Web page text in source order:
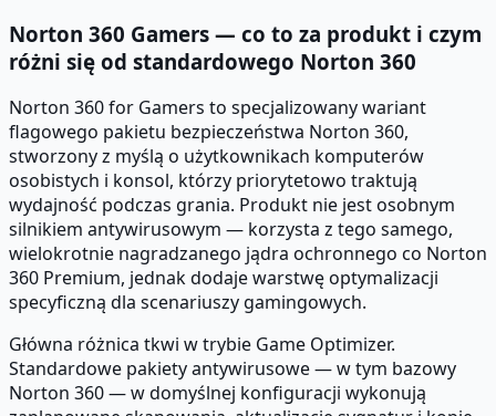
Norton 360 Gamers — co to za produkt i czym
różni się od standardowego Norton 360
Norton 360 for Gamers to specjalizowany wariant
flagowego pakietu bezpieczeństwa Norton 360,
stworzony z myślą o użytkownikach komputerów
osobistych i konsol, którzy priorytetowo traktują
wydajność podczas grania. Produkt nie jest osobnym
silnikiem antywirusowym — korzysta z tego samego,
wielokrotnie nagradzanego jądra ochronnego co Norton
360 Premium, jednak dodaje warstwę optymalizacji
specyficzną dla scenariuszy gamingowych.
Główna różnica tkwi w trybie Game Optimizer.
Standardowe pakiety antywirusowe — w tym bazowy
Norton 360 — w domyślnej konfiguracji wykonują